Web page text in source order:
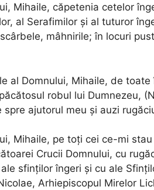
Mihaile, căpetenia cetelor
al Serafimilor şi al tuturor
mâhnirile; în locuri
al Domnului, Mihaile, de
robul lui Dumnezeu,
ajutorul meu şi auzi
Mihaile, pe toţi cei ce-mi
Crucii Domnului, cu
sfinţilor îngeri şi cu ale
Arhiepiscopul Mirelor